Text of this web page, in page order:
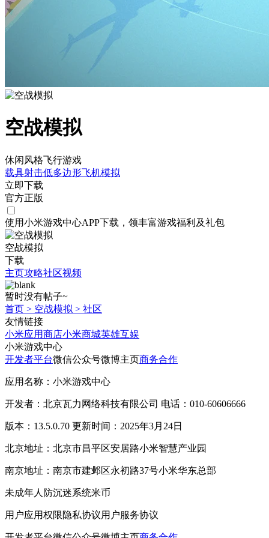
空战模拟
休闲风格飞行游戏
载具射击低多边形飞机模拟
立即下载
官方正版
使用小米游戏中心APP下载 ，领丰富游戏福利 及礼包
空战模拟
下载
主页攻略社区视频
暂时没有帖子~
首页 > 空战模拟 > 社区
友情链接
小米应用商店小米商城英雄互娱
小米游戏中心
开发者平台微信公众号微博主页商务合作
应用名称：小米游戏中心
开发者：北京瓦力网络科技有限公司 电话：010-60606666
版本：13.5.0.70 更新时间：2025年3月24日
北京地址：北京市昌平区安居路小米智慧产业园
南京地址：南京市建邺区永初路37号小米华东总部
未成年人防沉迷系统米币
用户应用权限隐私协议用户服务协议